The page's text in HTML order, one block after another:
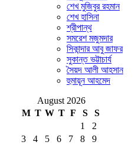
শেখ মুজিবুর রহমান
শেখ হাসিনা
শ্রীপান্থ
সমরেশ মজুমদার
সিকান্দার আবু জাফর
সুকান্ত ভট্টাচার্য
সৈয়দ আলী আহসান
হুমায়ূন আহমেদ
August 2026
M T W T F S
S
1
2
3
4 5 6 7 8
9